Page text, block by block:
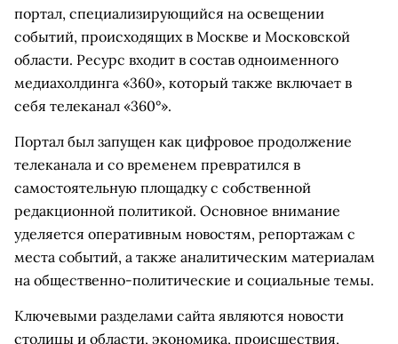
портал, специализирующийся на освещении
событий, происходящих в Москве и Московской
области. Ресурс входит в состав одноименного
медиахолдинга «360», который также включает в
себя телеканал «360°».
Портал был запущен как цифровое продолжение
телеканала и со временем превратился в
самостоятельную площадку с собственной
редакционной политикой. Основное внимание
уделяется оперативным новостям, репортажам с
места событий, а также аналитическим материалам
на общественно-политические и социальные темы.
Ключевыми разделами сайта являются новости
столицы и области, экономика, происшествия,